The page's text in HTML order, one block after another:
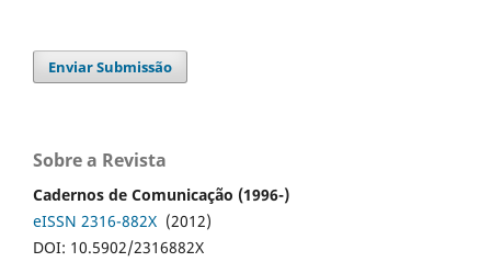
Enviar Submissão
Sobre a Revista
Cadernos de Comunicação (1996-)
eISSN 2316-882X (2012)
DOI: 10.5902/2316882X